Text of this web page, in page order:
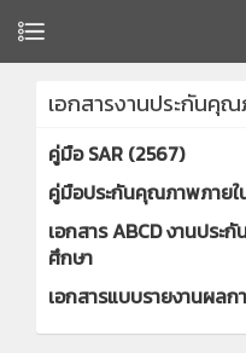
เอกสารงานประกันคุ
คู่มือ SAR (2567)
คู่มือประกันคุณภาพภายใ
เอกสาร ABCD งานปร
ศึกษา
เอกสารแบบรายงานผลก